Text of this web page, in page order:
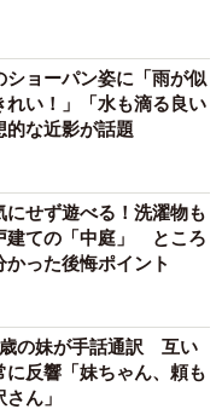
ショーパン姿に「雨が似
い！」「水も滴る良い
な近影が話題
にせず遊べる！洗濯物も
建ての「中庭」 ところ
った後悔ポイント
の妹が手話通訳 互い
反響「妹ちゃん、頼も
ん」